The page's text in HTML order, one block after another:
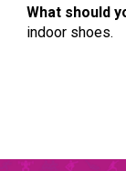
What should
indoor shoes.